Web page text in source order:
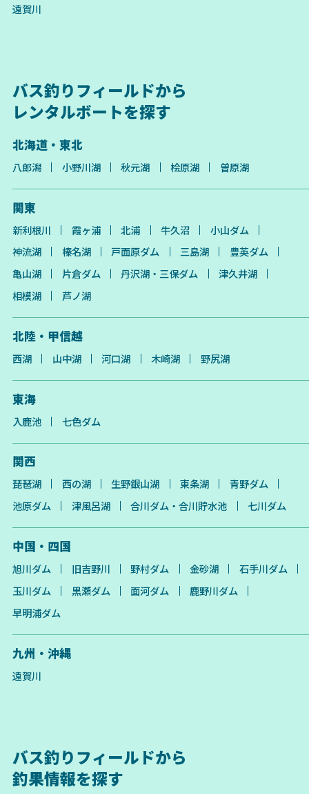
遠賀川
バス釣りフィールドから
レンタルボートを探す
北海道・東北
八郎潟 小野川湖 秋元湖 桧原湖 曽原湖
関東
新利根川 霞ヶ浦 北浦 牛久沼
小山ダム
神流湖
榛名湖 戸面原ダム 三島湖
豊英ダム
亀山湖
片倉ダム 丹沢湖・三保ダム
津久井湖
相模湖
芦ノ湖
北陸・甲信越
西湖 山中湖 河口湖 木崎湖 野尻湖
東海
入鹿池 七色ダム
関西
琵琶湖 西の湖 生野銀山湖 東条湖
青野ダム
池原ダム
津風呂湖 合川ダム・合川貯水池 七川ダム
中国・四国
旭川ダム 旧吉野川 野村ダム 金砂湖
石手川ダム
玉川ダム
黒瀬ダム 面河ダム
鹿野川ダム
早明浦ダム
九州・沖縄
遠賀川
バス釣りフィールドから
釣果情報を探す